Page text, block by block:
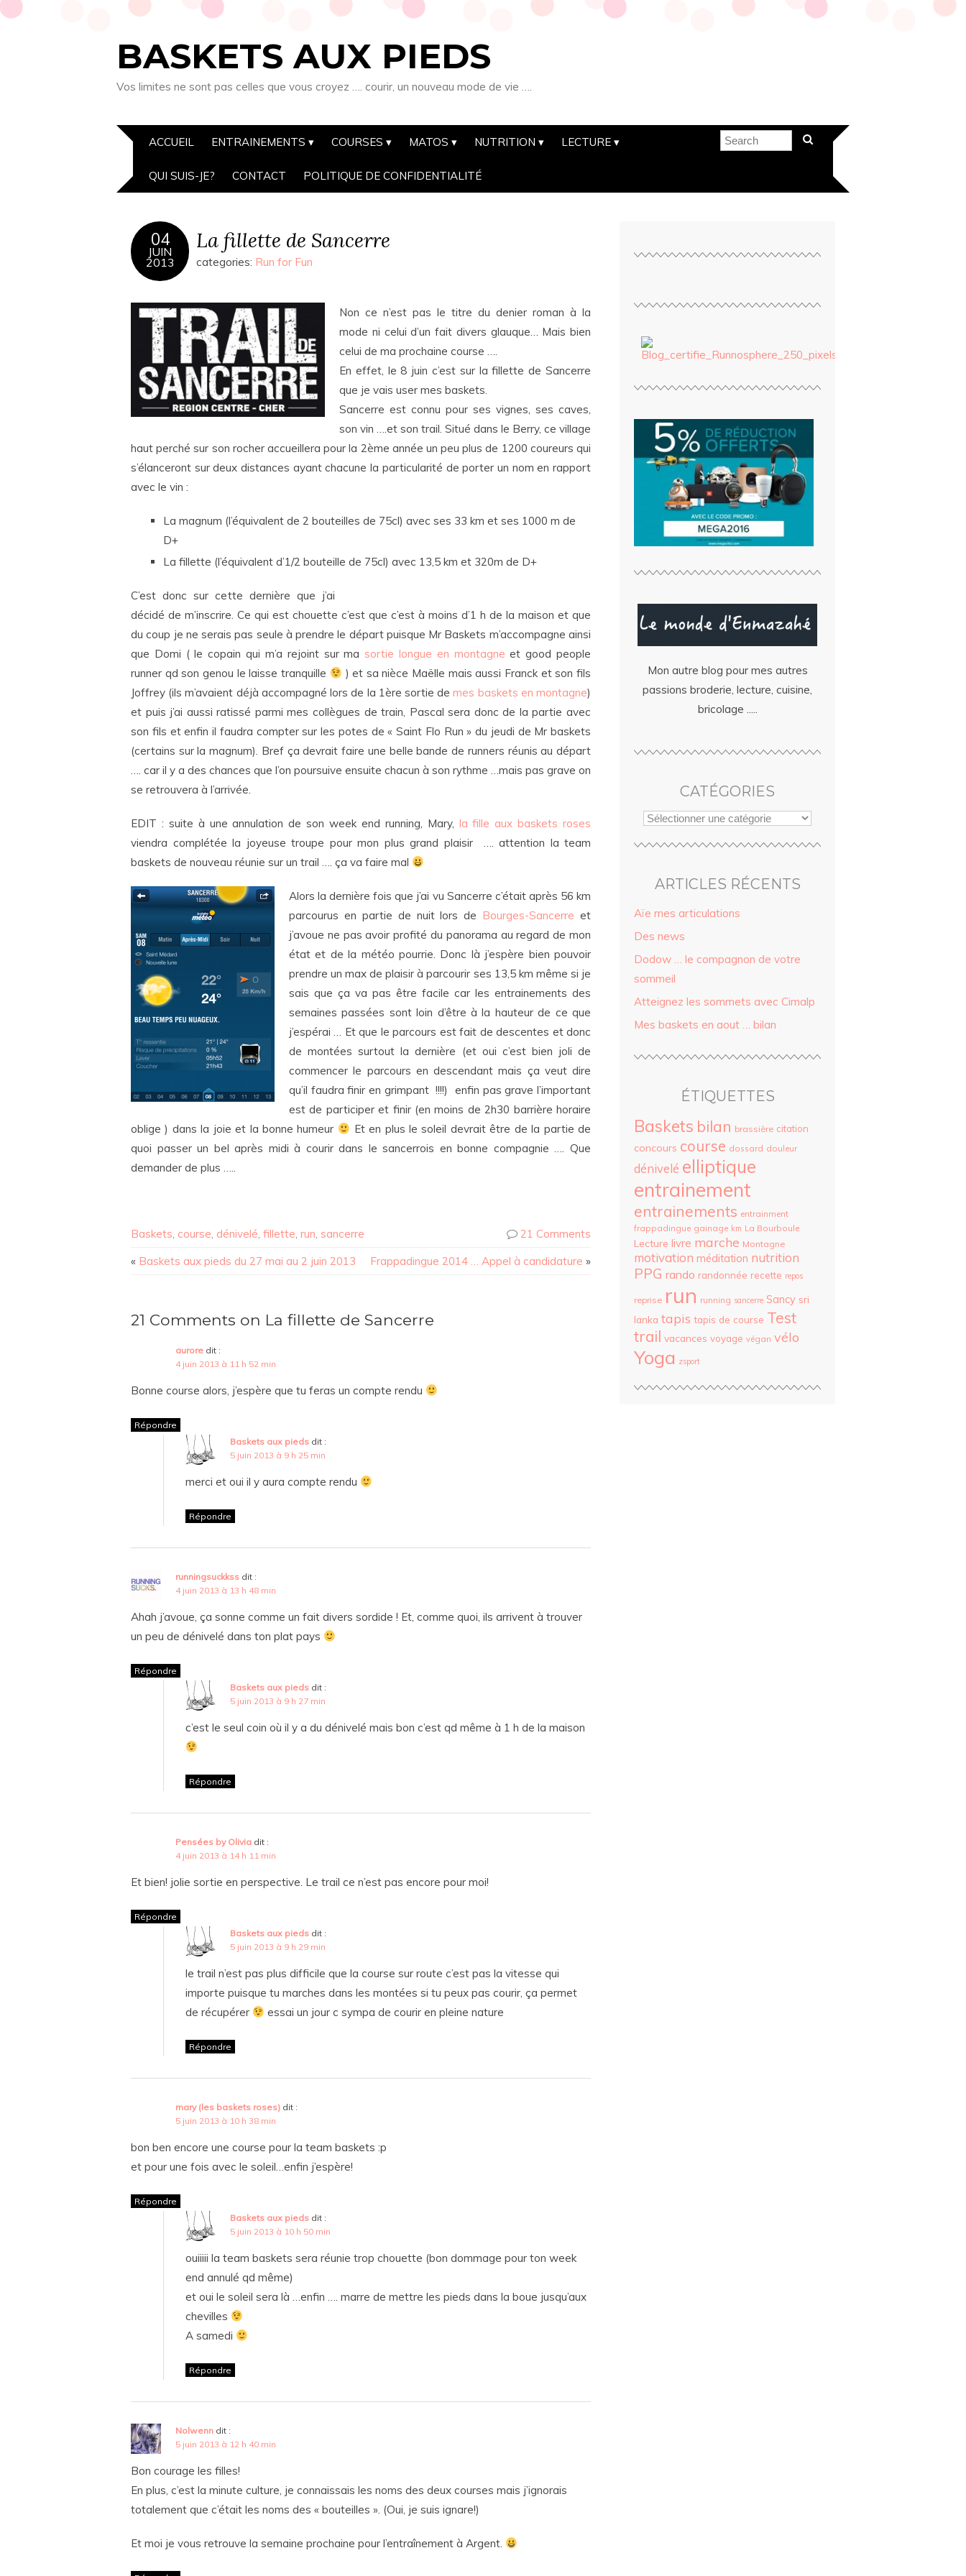
BASKETS AUX PIEDS
Vos limites ne sont pas celles que vous croyez …. courir, un nouveau mode de vie ….
ACCUEIL ENTRAINEMENTS COURSES MATOS NUTRITION LECTURE
QUI SUIS-JE? CONTACT POLITIQUE DE CONFIDENTIALITÉ
04
JUIN
2013
La fillette de Sancerre
categories: Run for Fun
Non ce n’est pas le titre du denier roman à la
mode ni celui d’un fait divers glauque… Mais bien
celui de ma prochaine course ….
En effet, le 8 juin c’est sur la fillette de Sancerre
que je vais user mes baskets.
Sancerre est connu pour ses vignes, ses caves,
son vin ….et son trail. Situé dans le Berry, ce village
haut perché sur son rocher accueillera pour la 2ème année un peu plus de 1200 coureurs qui
s’élanceront sur deux distances ayant chacune la particularité de porter un nom en rapport
avec le vin :
La magnum (l’équivalent de 2 bouteilles de 75cl) avec ses 33 km et ses 1000 m de
D+
La fillette (l’équivalent d’1/2 bouteille de 75cl) avec 13,5 km et 320m de D+
C’est donc sur cette dernière que j’ai
décidé de m’inscrire. Ce qui est chouette c’est que c’est à moins d’1 h de la maison et que
du coup je ne serais pas seule à prendre le départ puisque Mr Baskets m’accompagne ainsi
que Domi ( le copain qui m’a rejoint sur masortie longue en montagne et good people
runner qd son genou le laisse tranquille
) et sa nièce Maëlle mais aussi Franck et son fils
Joffrey (ils m’avaient déjà accompagné lors de la 1ère sortie demes baskets en montagne)
et puis j’ai aussi ratissé parmi mes collègues de train, Pascal sera donc de la partie avec
son fils et enfin il faudra compter sur les potes de « Saint Flo Run » du jeudi de Mr baskets
(certains sur la magnum). Bref ça devrait faire une belle bande de runners réunis au départ
…. car il y a des chances que l’on poursuive ensuite chacun à son rythme …mais pas grave on
se retrouvera à l’arrivée.
EDIT : suite à une annulation de son week end running, Mary, la fille aux baskets roses
viendra complétée la joyeuse troupe pour mon plus grand plaisir …. attention la team
baskets de nouveau réunie sur un trail …. ça va faire mal
Alors la dernière fois que j’ai vu Sancerre c’était après 56 km
parcourus en partie de nuit lors de Bourges-Sancerre et
j’avoue ne pas avoir profité du panorama au regard de mon
état et de la météo pourrie. Donc là j’espère bien pouvoir
prendre un max de plaisir à parcourir ses 13,5 km même si je
sais que ça va pas être facile car les entrainements des
semaines passées sont loin d’être à la hauteur de ce que
j’espérai … Et que le parcours est fait de descentes et donc
de montées surtout la dernière (et oui c’est bien joli de
commencer le parcours en descendant mais ça veut dire
qu’il faudra finir en grimpant !!!!) enfin pas grave l’important
est de participer et finir (en moins de 2h30 barrière horaire
oblige ) dans la joie et la bonne humeur
Et en plus le soleil devrait être de la partie de
quoi passer un bel après midi à courir dans le sancerrois en bonne compagnie …. Que
demander de plus …..
Baskets, course, dénivelé, fillette, run, sancerre
21 Comments
« Baskets aux pieds du 27 mai au 2 juin 2013 Frappadingue 2014 … Appel à candidature »
21 Comments on La fillette de Sancerre
aurore dit :
4 juin 2013 à 11 h 52 min
Bonne course alors, j’espère que tu feras un compte rendu
Répondre
Baskets aux pieds dit :
5 juin 2013 à 9 h 25 min
merci et oui il y aura compte rendu
Répondre
runningsuckkss dit :
4 juin 2013 à 13 h 48 min
Ahah j’avoue, ça sonne comme un fait divers sordide ! Et, comme quoi, ils arrivent à trouver
un peu de dénivelé dans ton plat pays
Répondre
Baskets aux pieds dit :
5 juin 2013 à 9 h 27 min
c’est le seul coin où il y a du dénivelé mais bon c’est qd même à 1 h de la maison
Répondre
Pensées by Olivia dit :
4 juin 2013 à 14 h 11 min
Et bien! jolie sortie en perspective. Le trail ce n’est pas encore pour moi!
Répondre
Baskets aux pieds dit :
5 juin 2013 à 9 h 29 min
le trail n’est pas plus difficile que la course sur route c’est pas la vitesse qui
importe puisque tu marches dans les montées si tu peux pas courir, ça permet
de récupérer
essai un jour c sympa de courir en pleine nature
Répondre
mary (les baskets roses) dit :
5 juin 2013 à 10 h 38 min
bon ben encore une course pour la team baskets :p
et pour une fois avec le soleil…enfin j’espère!
Répondre
Baskets aux pieds dit :
5 juin 2013 à 10 h 50 min
ouiiiii la team baskets sera réunie trop chouette (bon dommage pour ton week
end annulé qd même)
et oui le soleil sera là …enfin …. marre de mettre les pieds dans la boue jusqu’aux
chevilles
A samedi
Répondre
Nolwenn dit :
5 juin 2013 à 12 h 40 min
Bon courage les filles!
En plus, c’est la minute culture, je connaissais les noms des deux courses mais j’ignorais
totalement que c’était les noms des « bouteilles ». (Oui, je suis ignare!)
Et moi je vous retrouve la semaine prochaine pour l’entraînement à Argent.
Mon autre blog pour mes autres
passions broderie, lecture, cuisine,
bricolage .....
CATÉGORIES
ARTICLES RÉCENTS
Aïe mes articulations
Des news
Dodow … le compagnon de votre
sommeil
Atteignez les sommets avec Cimalp
Mes baskets en aout … bilan
ÉTIQUETTES
Baskets bilan brassière citation
concours course dossard douleur
dénivelé elliptique
entrainement
entrainements entrainment
frappadingue gainage km La Bourboule
Lecture livre marche Montagne
motivation méditation nutrition
PPG rando randonnée recette repos
reprise run running sancerre Sancy sri
lanka tapis tapis de course Test
trail vacances voyage végan vélo
Yoga zsport